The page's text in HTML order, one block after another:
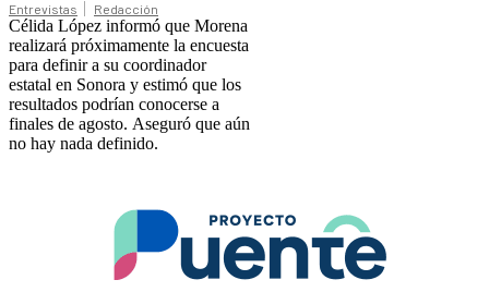
Entrevistas Redacción
Célida López informó que Morena
realizará próximamente la encuesta
para definir a su coordinador
estatal en Sonora y estimó que los
resultados podrían conocerse a
finales de agosto. Aseguró que aún
no hay nada definido.